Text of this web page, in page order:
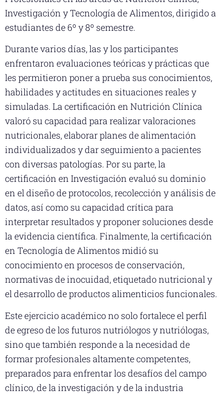
Investigación y Tecnología de Alimentos, dirigido a
estudiantes de 6º y 8º semestre.
Durante varios días, las y los participantes
enfrentaron evaluaciones teóricas y prácticas que
les permitieron poner a prueba sus conocimientos,
habilidades y actitudes en situaciones reales y
simuladas. La certificación en Nutrición Clínica
valoró su capacidad para realizar valoraciones
nutricionales, elaborar planes de alimentación
individualizados y dar seguimiento a pacientes
con diversas patologías. Por su parte, la
certificación en Investigación evaluó su dominio
en el diseño de protocolos, recolección y análisis de
datos, así como su capacidad crítica para
interpretar resultados y proponer soluciones desde
la evidencia científica. Finalmente, la certificación
en Tecnología de Alimentos midió su
conocimiento en procesos de conservación,
normativas de inocuidad, etiquetado nutricional y
el desarrollo de productos alimenticios funcionales.
Este ejercicio académico no solo fortalece el perfil
de egreso de los futuros nutriólogos y nutriólogas,
sino que también responde a la necesidad de
formar profesionales altamente competentes,
preparados para enfrentar los desafíos del campo
clínico, de la investigación y de la industria